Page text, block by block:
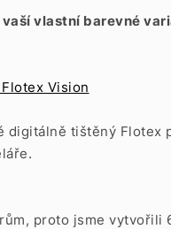
vlastní barevné
Vision
tištěný Flotex
proto jsme